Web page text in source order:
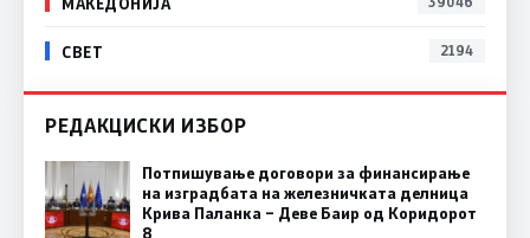
СВЕТ 2194
РЕДАКЦИСКИ ИЗБОР
Потпишување договори за финансирање
на изградбата на железничката делница
Крива Паланка – Деве Баир од Коридорот
8